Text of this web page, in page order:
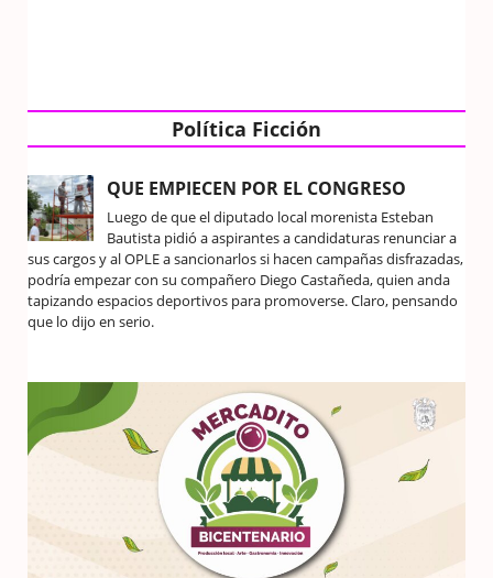
Política Ficción
QUE EMPIECEN POR EL CONGRESO
Luego de que el diputado local morenista Esteban
Bautista pidió a aspirantes a candidaturas renunciar a
sus cargos y al OPLE a sancionarlos si hacen campañas disfrazadas,
podría empezar con su compañero Diego Castañeda, quien anda
tapizando espacios deportivos para promoverse. Claro, pensando
que lo dijo en serio.